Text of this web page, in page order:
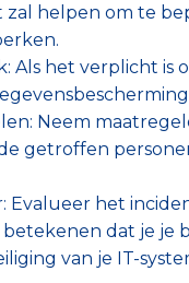
zal helpen om te
Als het verplicht is
Neem
getroffen
Evalueer het
dat je je
van je IT-